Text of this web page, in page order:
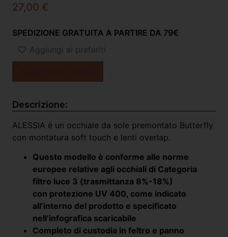
27,00 €
SPEDIZIONE GRATUITA A PARTIRE DA 79€
Aggiungi ai preferiti
Descrizione:
ALESSIA è un occhiale da sole premontato Butterfly
con montatura soft touch e lenti overlap.
Questo modello è conforme alle norme
europee relative agli occhiali di Categoria
filtro luce 3 (trasmittanza 8%-18%)
con protezione UV 400, come indicato
all’interno del prodotto e specificato
nell’infografica scaricabile
Completo di custodia in feltro e panno